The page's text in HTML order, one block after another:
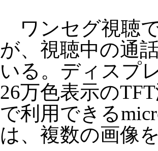
ワンセグ視聴
が、視聴中の通
いる。ディスプ
26万色表示の
で利用できる
は、複数の画像